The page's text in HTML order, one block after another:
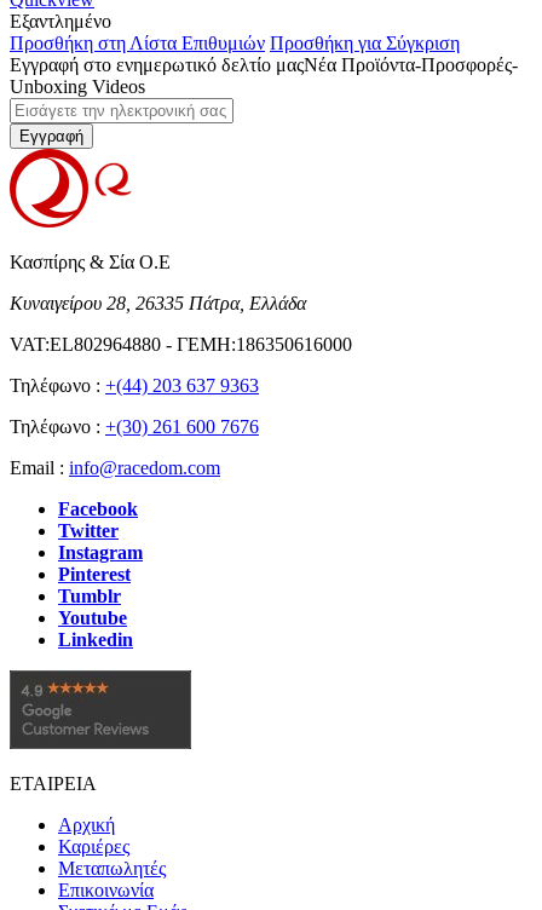
Εξαντλημένο
Προσθήκη στη Λίστα Επιθυμιών Προσθήκη για Σύγκριση
Εγγραφή στο ενημερωτικό δελτίο μαςΝέα Προϊόντα-Προσφορές-
Unboxing Videos
Εγγραφή
Κασπίρης & Σία Ο.Ε
Κυναιγείρου 28, 26335 Πάτρα, Ελλάδα
VAT:EL802964880 - ΓΕΜΗ:186350616000
Τηλέφωνο : +(44) 203 637 9363
Τηλέφωνο : +(30) 261 600 7676
Email : info@racedom.com
Facebook
Twitter
Instagram
Pinterest
Tumblr
Youtube
Linkedin
ΕΤΑΙΡΕΙΑ
Αρχική
Καριέρες
Μεταπωλητές
Επικοινωνία